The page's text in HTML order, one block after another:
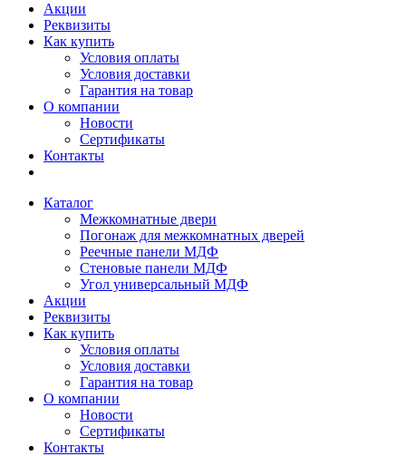
Акции
Реквизиты
Как купить
Условия оплаты
Условия доставки
Гарантия на товар
О компании
Новости
Сертификаты
Контакты
Каталог
Межкомнатные двери
Погонаж для межкомнатных дверей
Реечные панели МДФ
Стеновые панели МДФ
Угол универсальный МДФ
Акции
Реквизиты
Как купить
Условия оплаты
Условия доставки
Гарантия на товар
О компании
Новости
Сертификаты
Контакты